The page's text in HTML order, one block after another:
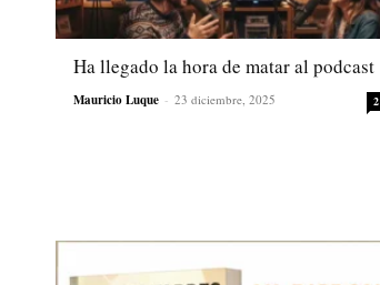
Ha llegado la hora de matar al podcast
Mauricio Luque - 23 diciembre, 2025 2